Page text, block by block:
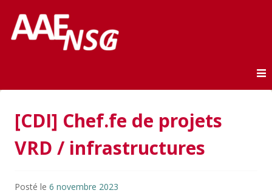
AAE-ENSG
[CDI] Chef.fe de projets
VRD / infrastructures
Posté le 6 novembre 2023